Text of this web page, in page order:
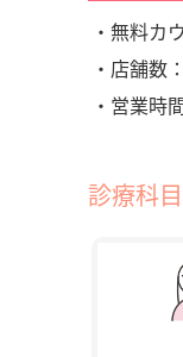
・無料カ
・店舗数
・営業時
診療科目